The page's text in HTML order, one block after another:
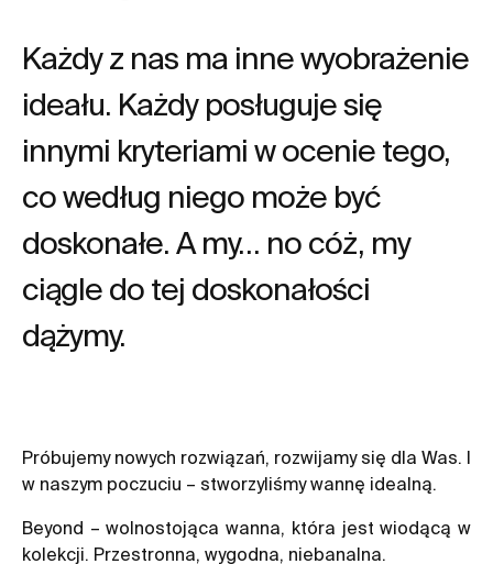
Każdy z nas ma inne wyobrażenie
ideału. Każdy posługuje się
innymi kryteriami w ocenie tego,
co według niego może być
doskonałe. A my… no cóż, my
ciągle do tej doskonałości
dążymy.
Próbujemy nowych rozwiązań, rozwijamy się dla Was. I
w naszym poczuciu – stworzyliśmy wannę idealną.
Beyond – wolnostojąca wanna, która jest wiodącą w
kolekcji. Przestronna, wygodna, niebanalna.